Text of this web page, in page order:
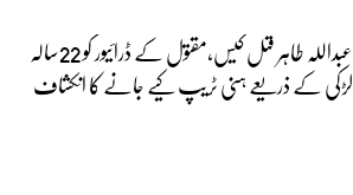
عبداللہ طاہر قتل کیس،مقتول کے ڈرائیور کو 22سالہ
لڑکی کے ذریعے ہنی ٹریپ کیے جانے کا انکشاف